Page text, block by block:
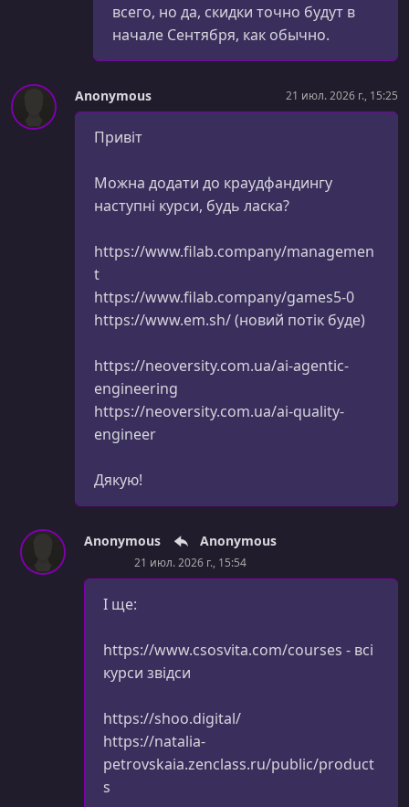
всего, но да, скидки точно будут в
начале Сентября, как обычно.
Anonymous 21 июл. 2026 г., 15:25
Привіт
Можна додати до краудфандингу
наступні курси, будь ласка?
https://www.filab.company/managemen
t
https://www.filab.company/games5-0
https://www.em.sh/ (новий потік буде)
https://neoversity.com.ua/ai-agentic-
engineering
https://neoversity.com.ua/ai-quality-
engineer
Дякую!
Anonymous Anonymous
21 июл. 2026 г., 15:54
І ще:
https://www.csosvita.com/courses - всі
курси звідси
https://shoo.digital/
https://natalia-
petrovskaia.zenclass.ru/public/product
s